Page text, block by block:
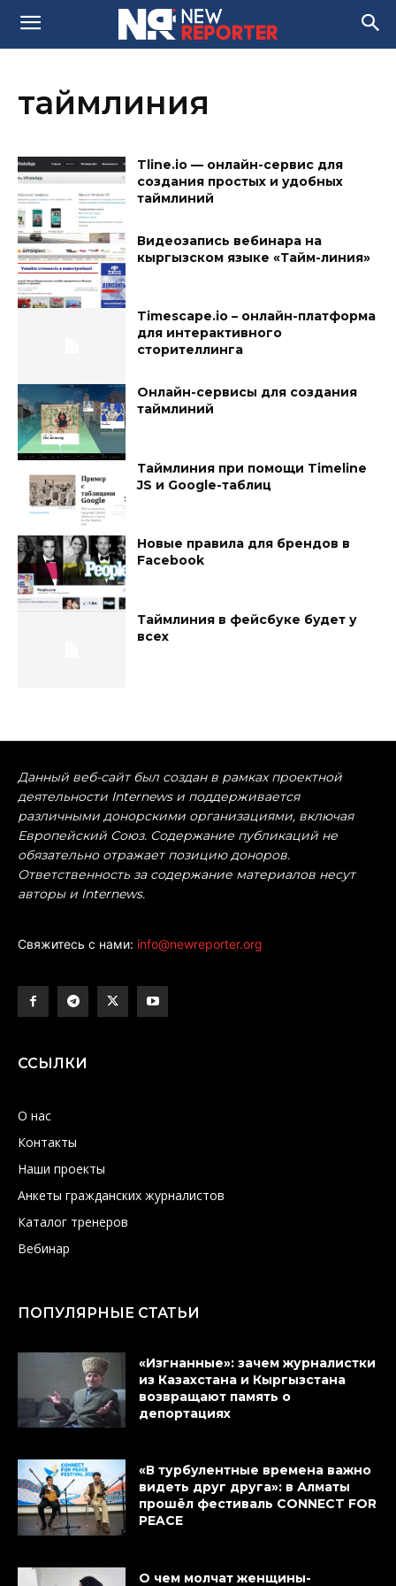
таймлиния
Tline.io — онлайн-сервис для
создания простых и удобных
таймлиний
Видеозапись вебинара на
кыргызском языке «Тайм-линия»
Timescape.io – онлайн-платформа
для интерактивного
сторителлинга
Онлайн-сервисы для создания
таймлиний
Таймлиния при помощи ​Timeline
JS и Google-таблиц
Новые правила для брендов в
Facebook
Таймлиния в фейсбуке будет у
всех
Данный веб-сайт был создан в рамках проектной
деятельности Internews и поддерживается
различными донорскими организациями, включая
Европейский Союз. Содержание публикаций не
обязательно отражает позицию доноров.
Ответственность за содержание материалов несут
авторы и Internews.
Свяжитесь с нами: info@newreporter.org
ССЫЛКИ
О нас
Контакты
Наши проекты
Анкеты гражданских журналистов
Каталог тренеров
Вебинар
ПОПУЛЯРНЫЕ СТАТЬИ
«Изгнанные»: зачем журналистки
из Казахстана и Кыргызстана
возвращают память о
депортациях
«В турбулентные времена важно
видеть друг друга»: в Алматы
прошёл фестиваль CONNECT FOR
PEACE
О чем молчат женщины-